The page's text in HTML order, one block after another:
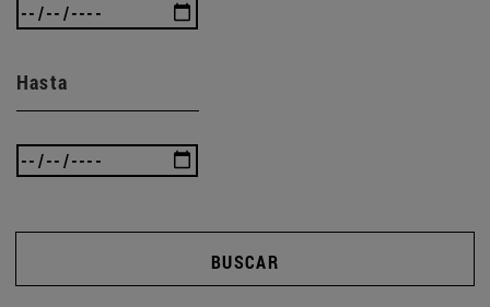
Hasta
BUSCAR